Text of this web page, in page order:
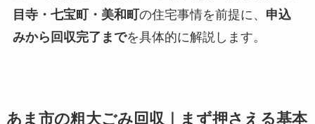
目寺・七宝町・美和町の住宅事情を前提に、 申込
みから回収完了までを具体的に解説します。
あま市の粗大ごみ回収｜まず押さえる基本